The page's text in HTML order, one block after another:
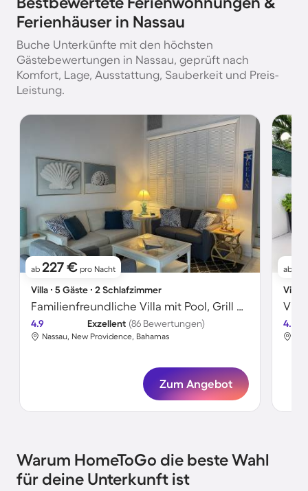
Ferienhäuser in Nassau
Buche Unterkünfte mit den höchsten
Gästebewertungen in Nassau, geprüft nach
Komfort, Lage, Ausstattung, Sauberkeit und Preis-
Leistung.
ab 227 € pro Nacht
Villa ∙ 5 Gäste ∙ 2 Schlafzimmer
Familienfreundliche Villa mit Pool, Grill und Terrasse | Nah am Strand
4.9 Exzellent (86 Bewertungen)
Nassau, New Providence, Bahamas
Zum Angebot
ab
Villa
4.8
Warum HomeToGo die beste Wahl
für deine Unterkunft ist